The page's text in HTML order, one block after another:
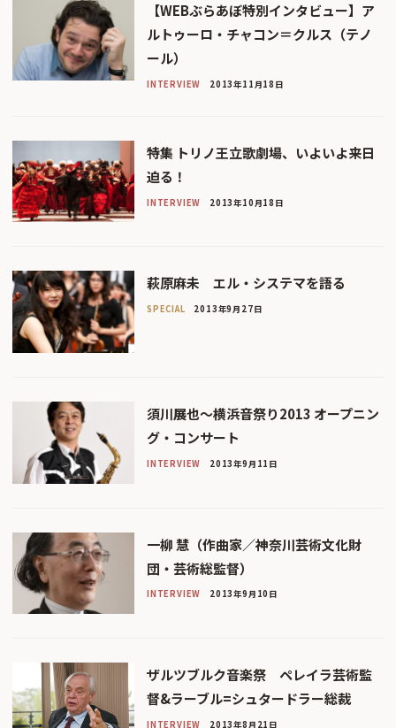
【WEBぶらあぼ特別インタビュー】ア
ルトゥーロ・チャコン＝クルス（テノ
ール）
INTERVIEW 2013年11月18日
特集 トリノ王立歌劇場、いよいよ来日
迫る！
INTERVIEW 2013年10月18日
萩原麻未 エル・システマを語る
SPECIAL 2013年9月27日
須川展也〜横浜音祭り2013 オープニン
グ・コンサート
INTERVIEW 2013年9月11日
一柳 慧（作曲家／神奈川芸術文化財
団・芸術総監督）
INTERVIEW 2013年9月10日
ザルツブルク音楽祭 ペレイラ芸術監
督&ラーブル=シュタードラー総裁
INTERVIEW 2013年8月21日